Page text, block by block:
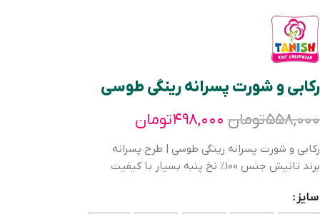
رکابی و شورت پسرانه رینگی طوسی
۵۵۸,۰۰۰تومان ۴۹۸,۰۰۰تومان
رکابی و شورت پسرانه رینگی طوسی | طرح پسرانه
برند تانیش جنس 100% نخ پنبه بسیار با کیفیت
سایز